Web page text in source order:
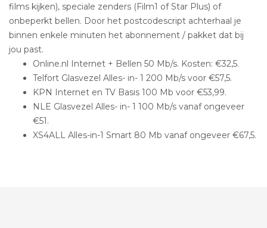
films kijken), speciale zenders (Film1 of Star Plus) of
onbeperkt bellen. Door het postcodescript achterhaal je
binnen enkele minuten het abonnement / pakket dat bij
jou past.
Online.nl Internet + Bellen 50 Mb/s. Kosten: €32,5.
Telfort Glasvezel Alles- in- 1 200 Mb/s voor €57,5.
KPN Internet en TV Basis 100 Mb voor €53,99.
NLE Glasvezel Alles- in- 1 100 Mb/s vanaf ongeveer
€51.
XS4ALL Alles-in-1 Smart 80 Mb vanaf ongeveer €67,5.